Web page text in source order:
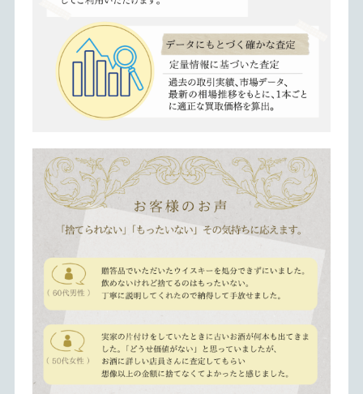
市場価格が上昇している今が売り時。古いウイスキーや